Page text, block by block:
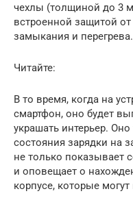
чехлы (толщиной до 3
встроенной защитой
замыкания и перегрева.
Читайте:
В то время, когда на
смартфон, оно будет
украшать интерьер.
состояния зарядки на
не только показывает
и оповещает о
корпусе, которые